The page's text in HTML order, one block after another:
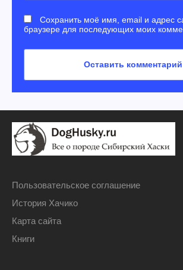
Сохранить моё имя, email и адрес
браузере для последующих моих
Пользовательское соглашение
История Хачико
Карта сайта
Книги